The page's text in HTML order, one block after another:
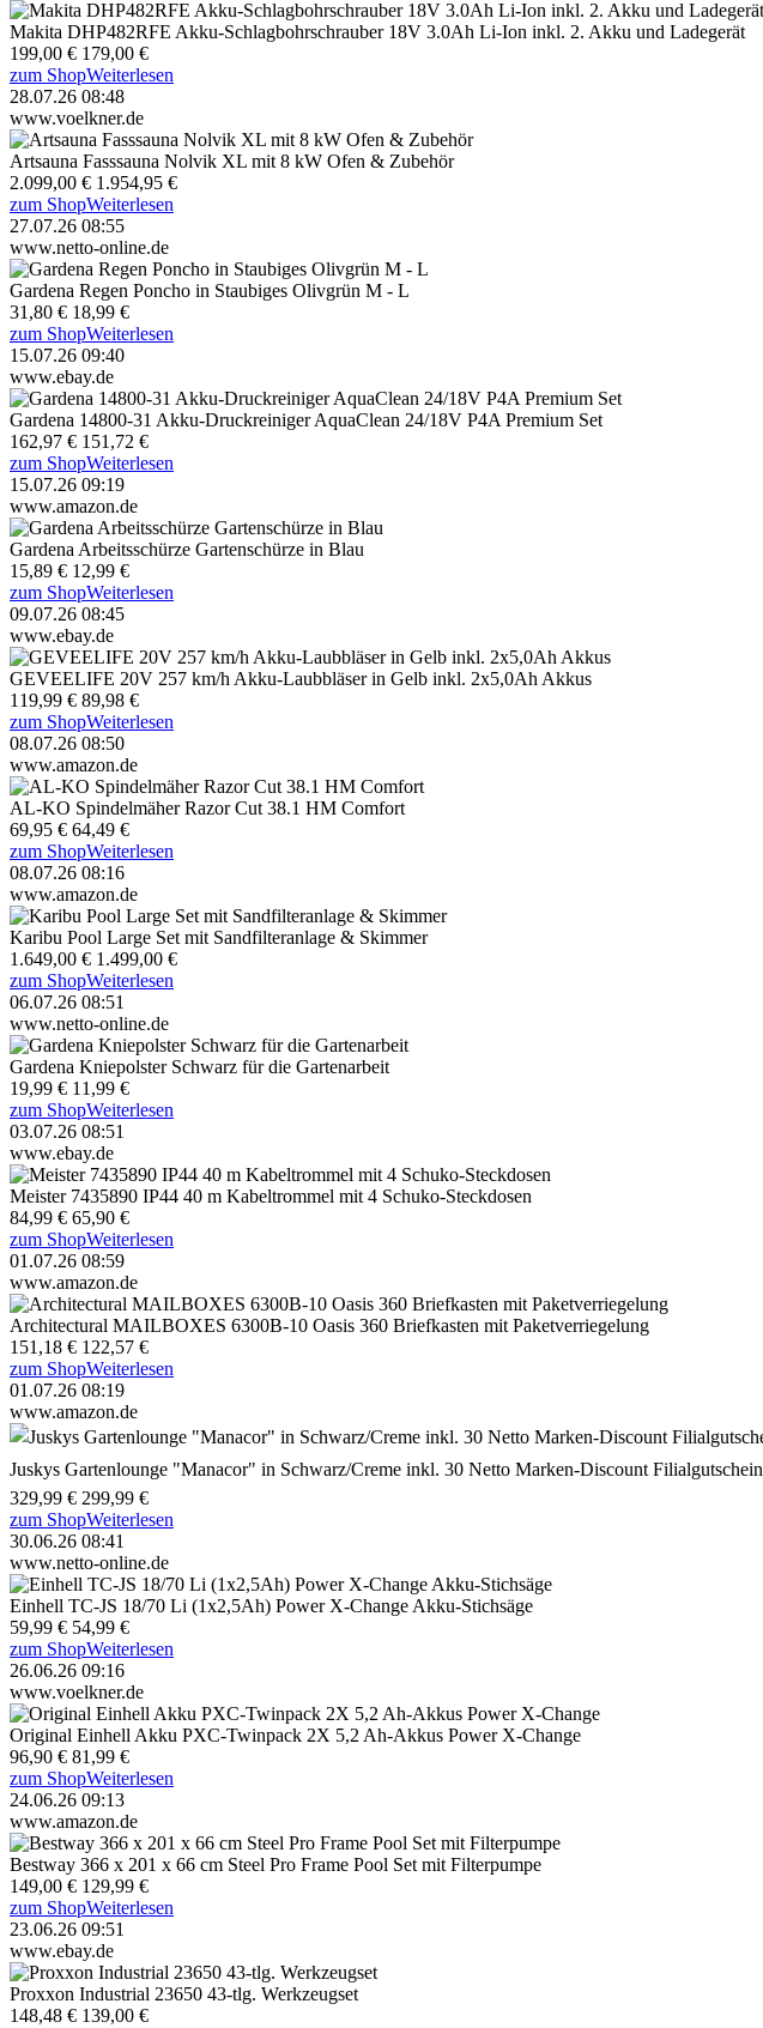
Makita DHP482RFE Akku-Schlagbohrschrauber 18V 3.0Ah Li-Ion inkl. 2. Akku und Ladegerät
199,00 € 179,00 €
zum ShopWeiterlesen
28.07.26 08:48
www.voelkner.de
Artsauna Fasssauna Nolvik XL mit 8 kW Ofen & Zubehör
2.099,00 € 1.954,95 €
zum ShopWeiterlesen
27.07.26 08:55
www.netto-online.de
Gardena Regen Poncho in Staubiges Olivgrün M - L
31,80 € 18,99 €
zum ShopWeiterlesen
15.07.26 09:40
www.ebay.de
Gardena 14800-31 Akku-Druckreiniger AquaClean 24/18V P4A Premium Set
162,97 € 151,72 €
zum ShopWeiterlesen
15.07.26 09:19
www.amazon.de
Gardena Arbeitsschürze Gartenschürze in Blau
15,89 € 12,99 €
zum ShopWeiterlesen
09.07.26 08:45
www.ebay.de
GEVEELIFE 20V 257 km/h Akku-Laubbläser in Gelb inkl. 2x5,0Ah Akkus
119,99 € 89,98 €
zum ShopWeiterlesen
08.07.26 08:50
www.amazon.de
AL-KO Spindelmäher Razor Cut 38.1 HM Comfort
69,95 € 64,49 €
zum ShopWeiterlesen
08.07.26 08:16
www.amazon.de
Karibu Pool Large Set mit Sandfilteranlage & Skimmer
1.649,00 € 1.499,00 €
zum ShopWeiterlesen
06.07.26 08:51
www.netto-online.de
Gardena Kniepolster Schwarz für die Gartenarbeit
19,99 € 11,99 €
zum ShopWeiterlesen
03.07.26 08:51
www.ebay.de
Meister 7435890 IP44 40 m Kabeltrommel mit 4 Schuko-Steckdosen
84,99 € 65,90 €
zum ShopWeiterlesen
01.07.26 08:59
www.amazon.de
Architectural MAILBOXES 6300B-10 Oasis 360 Briefkasten mit Paketverriegelung
151,18 € 122,57 €
zum ShopWeiterlesen
01.07.26 08:19
www.amazon.de
Juskys Gartenlounge "Manacor" in Schwarz/Creme inkl. 30 Netto Marken-Discount Filialgutschein
329,99 € 299,99 €
zum ShopWeiterlesen
30.06.26 08:41
www.netto-online.de
Einhell TC-JS 18/70 Li (1x2,5Ah) Power X-Change Akku-Stichsäge
59,99 € 54,99 €
zum ShopWeiterlesen
26.06.26 09:16
www.voelkner.de
Original Einhell Akku PXC-Twinpack 2X 5,2 Ah-Akkus Power X-Change
96,90 € 81,99 €
zum ShopWeiterlesen
24.06.26 09:13
www.amazon.de
Bestway 366 x 201 x 66 cm Steel Pro Frame Pool Set mit Filterpumpe
149,00 € 129,99 €
zum ShopWeiterlesen
23.06.26 09:51
www.ebay.de
Proxxon Industrial 23650 43-tlg. Werkzeugset
148,48 € 139,00 €